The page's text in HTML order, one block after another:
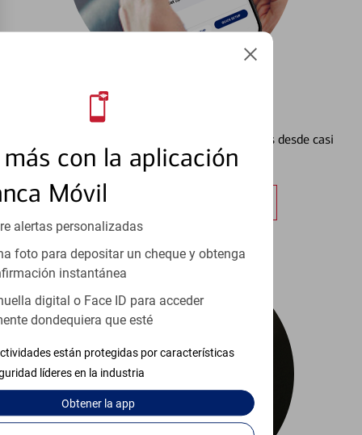
con la aplicación
Móvil
alertas personalizadas
foto para depositar un cheque y obtenga
instantánea
digital o Face ID para acceder
dondequiera que esté
están protegidas por características
líderes en la industria
Obtenerla app
Vea cómo mantener el control de sus finanzas desde casi
cualquier lugar.
Obtener más información